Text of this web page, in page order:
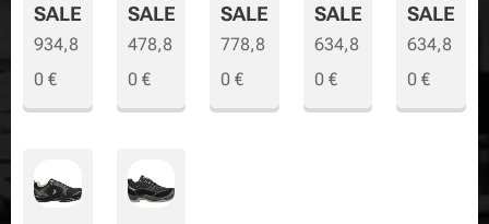
SALE
934,8
0 €
SALE
478,8
0€
SALE
778,8
0 €
SALE
634,8
0€
SALE
634,8
0 €